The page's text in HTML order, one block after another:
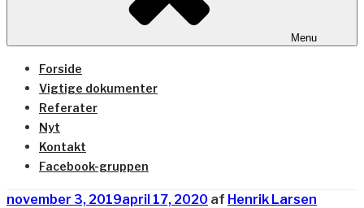
Menu
Forside
Vigtige dokumenter
Referater
Nyt
Kontakt
Facebook-gruppen
Udgivet
november 3, 2019april 17, 2020 af Henrik Larsen